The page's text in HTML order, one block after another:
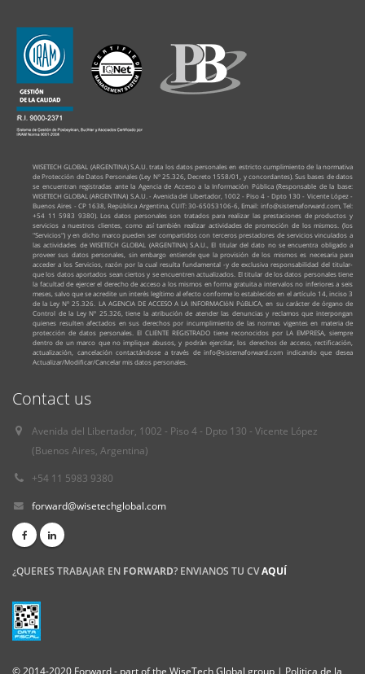
WISETECH GLOBAL (ARGENTINA) S.A.U. trata los datos personales en estricto cumplimiento de la normativa
de Protección de Datos Personales (Ley Nº 25.326, Decreto 1558/01, y concordantes). Sus bases de datos
se encuentran registradas ante la Agencia de Acceso a la Información Pública (Responsable de la base:
WISETECH GLOBAL (ARGENTINA) S.A.U. - Avenida del Libertador, 1002 - Piso 4 - Dpto 130 - Vicente López -
Buenos Aires - CP 1638, República Argentina, CUIT: 30-65053106-6, Email: info@sistemaforward.com, Tel:
+54 11 5983 9380). Los datos personales son tratados para realizar las prestaciones de productos y
servicios a nuestros clientes, como así también realizar actividades de promoción de los mismos. (los
"Servicios") y en dicho marco pueden ser compartidos con terceros prestadores de servicios vinculados a
las actividades de WISETECH GLOBAL (ARGENTINA) S.A.U., El titular del dato no se encuentra obligado a
proveer sus datos personales, sin embargo entiende que la provisión de los mismos es necesaria para
acceder a los Servicios, razón por la cual resulta fundamental -y de exclusiva responsabilidad del titular-
que los datos aportados sean ciertos y se encuentren actualizados. El titular de los datos personales tiene
la facultad de ejercer el derecho de acceso a los mismos en forma gratuita a intervalos no inferiores a seis
meses, salvo que se acredite un interés legítimo al efecto conforme lo establecido en el artículo 14, inciso 3
de la Ley Nº 25.326. LA AGENCIA DE ACCESO A LA INFORMACIóN PúBLICA, en su carácter de órgano de
Control de la Ley Nº 25.326, tiene la atribución de atender las denuncias y reclamos que interpongan
quienes resulten afectados en sus derechos por incumplimiento de las normas vigentes en materia de
protección de datos personales. El CLIENTE REGISTRADO tiene reconocidos por LA EMPRESA, siempre
dentro de un marco que no implique abusos, y podrán ejercitar, los derechos de acceso, rectificación,
actualización, cancelación contactándose a través de info@sistemaforward.com indicando que desea
Actualizar/Modificar/Cancelar mis datos personales.
Contact us
Avenida del Libertador, 1002 - Piso 4 - Dpto 130 - Vicente López
(Buenos Aires, Argentina)
+54 11 5983 9380
forward@wisetechglobal.com
¿QUERES TRABAJAR EN FORWARD? ENVIANOS TU CVAQUÍ
© 2014-2020 Forward - part of the WiseTech Global group | Politica de la